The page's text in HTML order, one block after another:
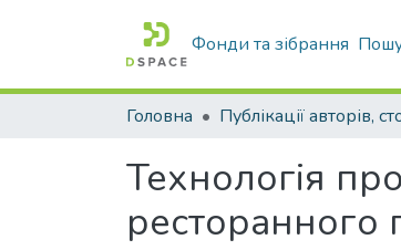
Фонди та зібрання
Головна
Технологія
ресторанного